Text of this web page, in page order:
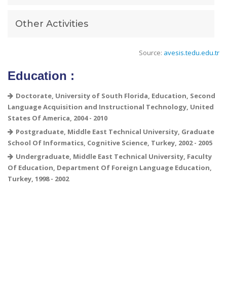
Other Activities